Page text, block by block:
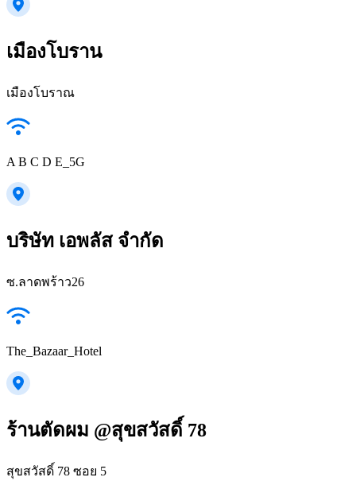
เมืองโบราน
เมืองโบราณ
A B C D E_5G
บริษัท เอพลัส จำกัด
ซ.ลาดพร้าว26
The_Bazaar_Hotel
ร้านตัดผม @สุขสวัสดิ์ 78
สุขสวัสดิ์ 78 ซอย 5